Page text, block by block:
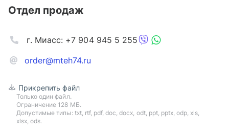
Отдел продаж
order@mteh74.ru
г. Миасс: +7 904 945 5 255
Прикрепить файл
Только один файл.
Ограничение 128 МБ.
Допустимые типы: txt, rtf, pdf, doc, docx, odt, ppt, pptx, odp, xls,
xlsx, ods.